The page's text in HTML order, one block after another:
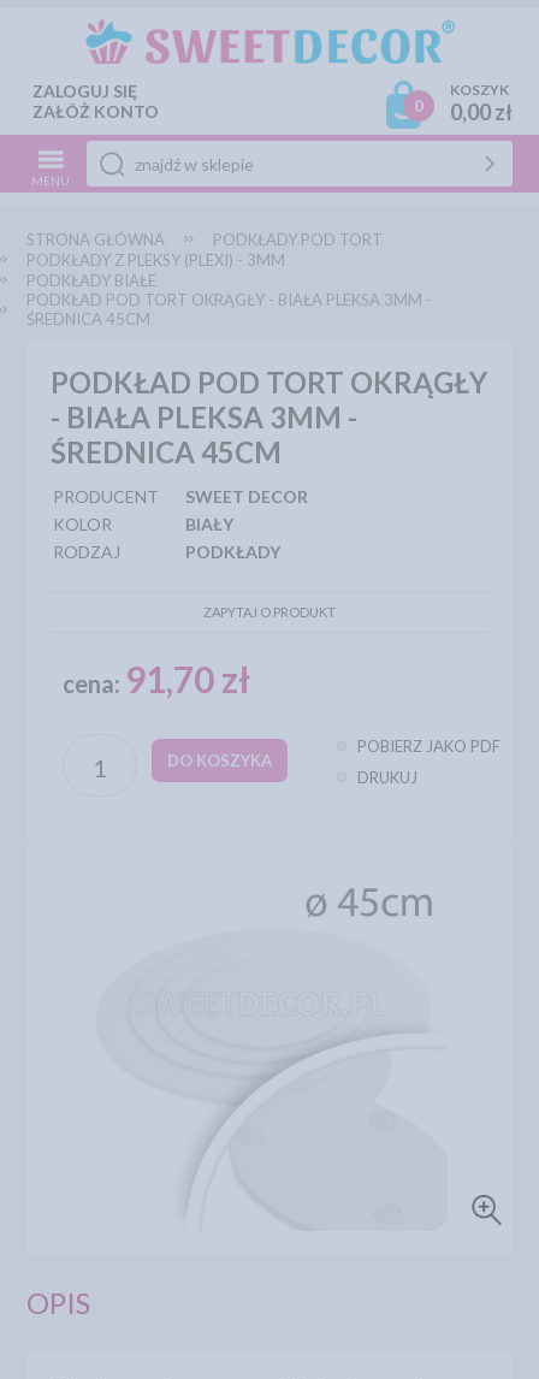
ZALOGUJ SIĘ
ZAŁÓŻ KONTO
0
KOSZYK
0,00 zł
MENU
STRONA GŁÓWNA
PODKŁADY POD TORT
PODKŁADY Z PLEKSY (PLEXI) - 3MM
PODKŁADY BIAŁE
PODKŁAD POD TORT OKRĄGŁY - BIAŁA PLEKSA 3MM -
ŚREDNICA 45CM
PODKŁAD POD TORT OKRĄGŁY
- BIAŁA PLEKSA 3MM -
ŚREDNICA 45CM
PRODUCENT
SWEET DECOR
KOLOR
BIAŁY
RODZAJ
PODKŁADY
ZAPYTAJ O PRODUKT
cena: 91,70 zł
DO KOSZYKA
POBIERZ JAKO PDF
DRUKUJ
OPIS